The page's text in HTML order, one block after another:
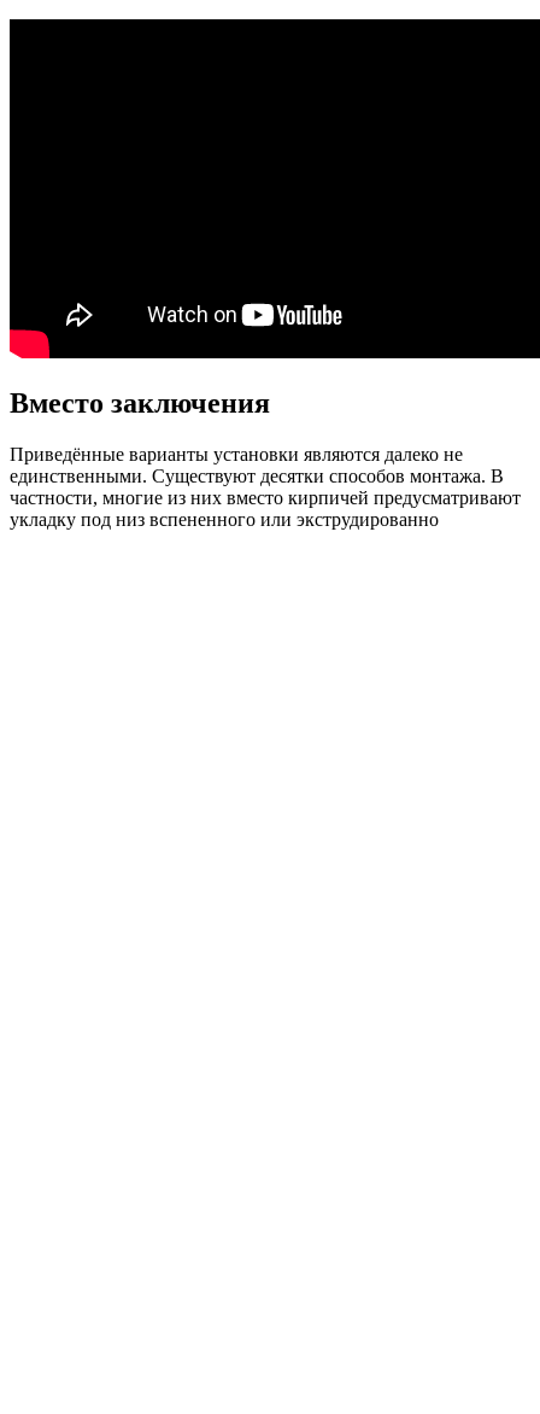
Вместо заключения
Приведённые варианты установки являются далеко не
единственными. Существуют десятки способов монтажа. В
частности, многие из них вместо кирпичей предусматривают
укладку под низ вспененного или экструдированно